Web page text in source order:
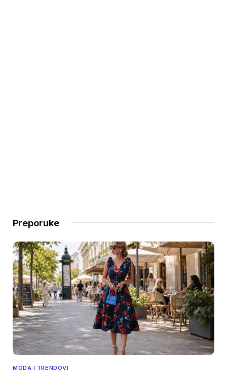
Preporuke
MODA I TRENDOVI